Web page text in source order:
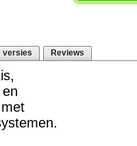
versies Reviews